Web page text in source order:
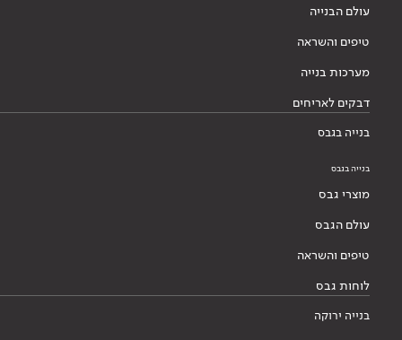
עולם הבנייה
טיפים והשראה
מערכות בנייה
דבקים לאריחים
בנייה בגבס
בנייה בגבס
מוצרי גבס
עולם הגבס
טיפים והשראה
לוחות גבס
בנייה ירוקה